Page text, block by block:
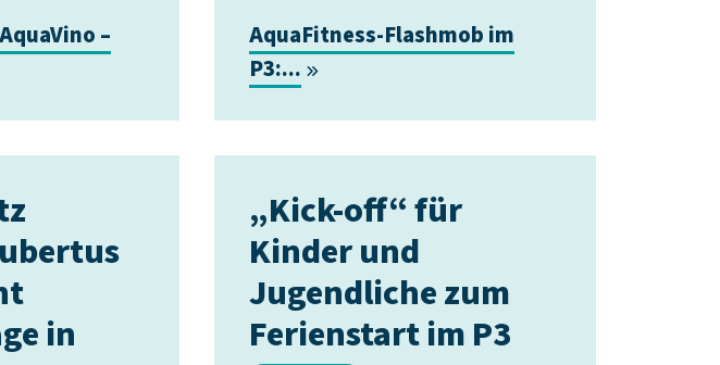
–
AquaFitness-Flashmob im
P3:...
in
„Kick-off“ für
Kinder und
Jugendliche zum
Ferienstart im P3